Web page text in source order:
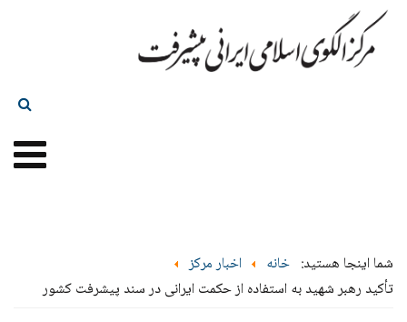
شما اینجا هستید: خانه
اخبار مرکز
تأکید رهبر شهید به استفاده از حکمت ایرانی در سند پیشرفت کشور